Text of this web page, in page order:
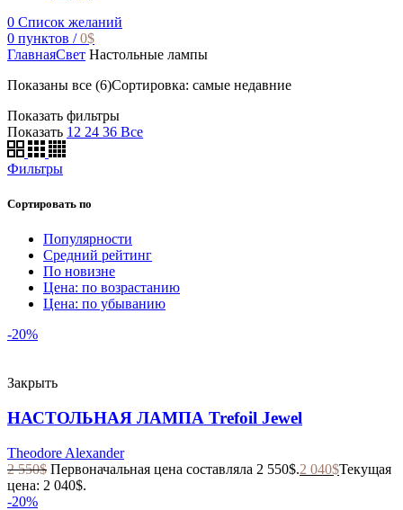
0 Список желаний
0 пунктов / 0$
ГлавнаяСвет Настольные лампы
Показаны все (6)Сортировка: самые недавние
Показать фильтры
Показать 12 24 36 Все
Фильтры
Сортировать по
Популярности
Средний рейтинг
По новизне
Цена: по возрастанию
Цена: по убыванию
-20%
Закрыть
НАСТОЛЬНАЯ ЛАМПА Trefoil Jewel
Theodore Alexander
2 550$ Первоначальная цена составляла 2 550$.2 040$Текущая
цена: 2 040$.
-20%